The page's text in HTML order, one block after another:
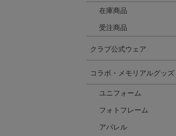
在庫商品
受注商品
クラブ公式ウェア
コラボ・メモリアルグッズ
ユニフォーム
フォトフレーム
アパレル